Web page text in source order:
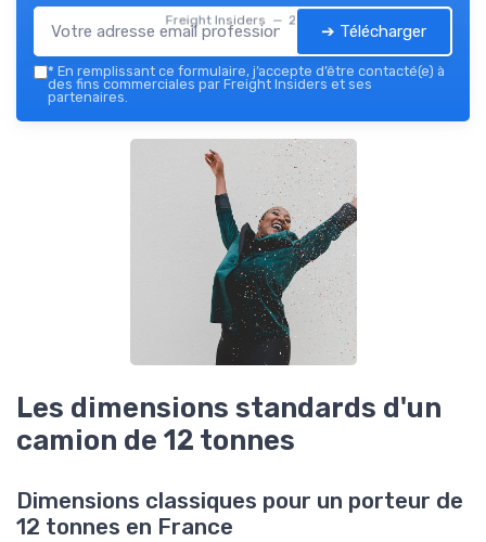
Freight Insiders — 2026
➔ Télécharger
* En remplissant ce formulaire, j’accepte d’être contacté(e) à
des fins commerciales par Freight Insiders et ses
partenaires.
Les dimensions standards d'un
camion de 12 tonnes
Dimensions classiques pour un porteur de
12 tonnes en France